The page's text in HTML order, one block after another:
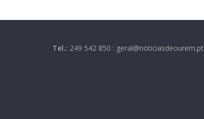
Tel.: 249 542 850 : geral@noticiasdeourem.pt